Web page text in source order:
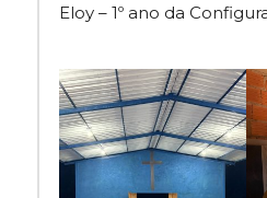
Eloy – 1º ano da